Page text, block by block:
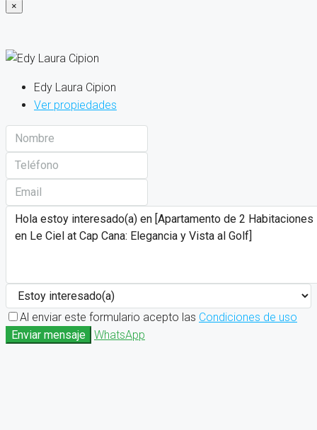
×
Edy Laura Cipion
Ver propiedades
Al enviar este formulario acepto las Condiciones de uso
Enviar mensaje
WhatsApp